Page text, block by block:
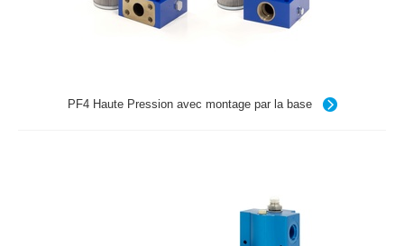
PF4 Haute Pression avec montage par la base